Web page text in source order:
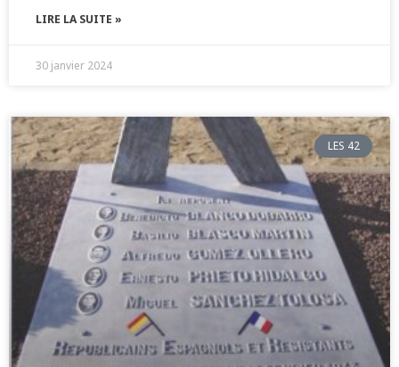
LIRE LA SUITE »
30 janvier 2024
LES 42